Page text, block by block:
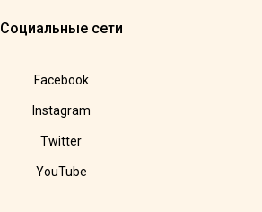
Социальные сети
Facebook
Instagram
Twitter
YouTube